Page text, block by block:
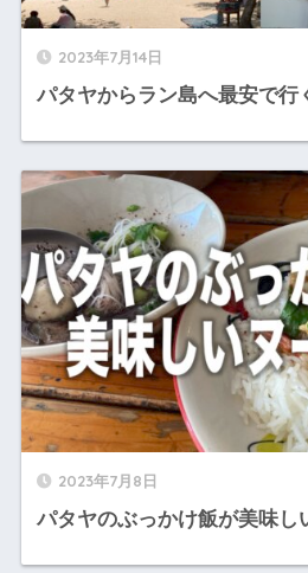
2023年7月14日
パタヤからラン島へ最安で行
2023年7月8日
パタヤのぶっかけ飯が美味し